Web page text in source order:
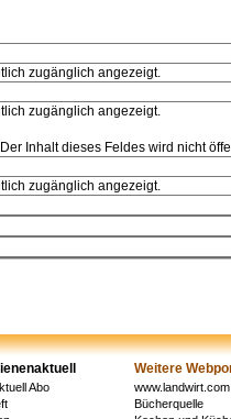
zugänglich angezeigt.
zugänglich angezeigt.
Inhalt dieses Feldes wird nicht
zugänglich angezeigt.
Weitere
Abo
www.landwirt.com
Bücherquelle